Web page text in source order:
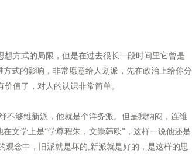
方式的局限，但是在过去很长一段时间里它曾是
式的影响，非常愿意给人划派，先在政治上给你分
值了，对人的认识非常简单。
够维新派，他就是个洋务派。但是我纳闷，连维
文学上是“学尊程朱，文崇韩欧”，这样一说他还是
观念中，旧派就是坏的,新派就是好的，是这样的思